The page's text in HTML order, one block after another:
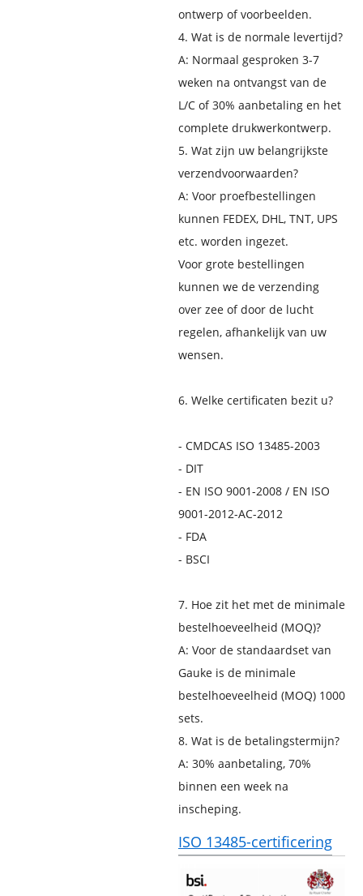
ontwerp of voorbeelden.
4. Wat is de normale levertijd?
A: Normaal gesproken 3-7
weken na ontvangst van de
L/C of 30% aanbetaling en het
complete drukwerkontwerp.
5. Wat zijn uw belangrijkste
verzendvoorwaarden?
A: Voor proefbestellingen
kunnen FEDEX, DHL, TNT, UPS
etc. worden ingezet.
Voor grote bestellingen
kunnen we de verzending
over zee of door de lucht
regelen, afhankelijk van uw
wensen.
6. Welke certificaten bezit u?
- CMDCAS ISO 13485-2003
- DIT
- EN ISO 9001-2008 / EN ISO
9001-2012-AC-2012
- FDA
- BSCI
7. Hoe zit het met de minimale
bestelhoeveelheid (MOQ)?
A: Voor de standaardset van
Gauke is de minimale
bestelhoeveelheid (MOQ) 1000
sets.
8. Wat is de betalingstermijn?
A: 30% aanbetaling, 70%
binnen een week na
inscheping.
ISO 13485-certificering